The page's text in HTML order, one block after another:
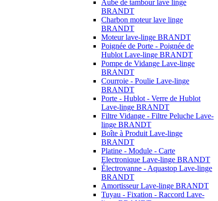
Aube de tambour lave linge
BRANDT
Charbon moteur lave linge
BRANDT
Moteur lave-linge BRANDT
Poignée de Porte - Poignée de
Hublot Lave-linge BRANDT
Pompe de Vidange Lave-linge
BRANDT
Courroie - Poulie Lave-linge
BRANDT
Porte - Hublot - Verre de Hublot
Lave-linge BRANDT
Filtre Vidange - Filtre Peluche Lave-
linge BRANDT
Boîte à Produit Lave-linge
BRANDT
Platine - Module - Carte
Electronique Lave-linge BRANDT
Électrovanne - Aquastop Lave-linge
BRANDT
Amortisseur Lave-linge BRANDT
Tuyau - Fixation - Raccord Lave-